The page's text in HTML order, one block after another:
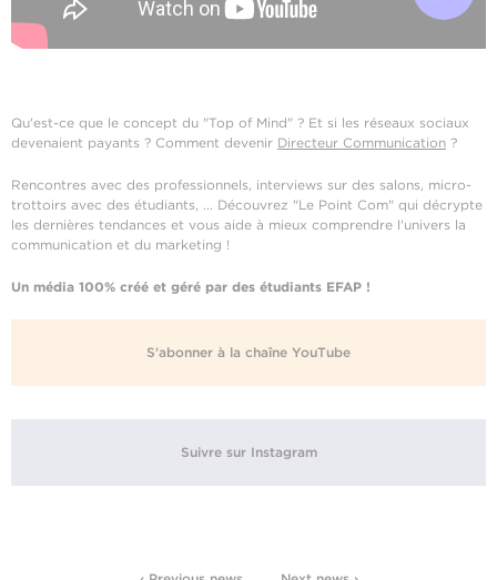
Qu'est-ce que le concept du "Top of Mind" ? Et si les réseaux sociaux
devenaient payants ? Comment devenir Directeur Communication ?
Rencontres avec des professionnels, interviews sur des salons, micro-
trottoirs avec des étudiants, ... Découvrez "Le Point Com" qui décrypte
les dernières tendances et vous aide à mieux comprendre l'univers la
communication et du marketing !
Un média 100% créé et géré par des étudiants EFAP !
S'abonner à la chaîne YouTube
Suivre sur Instagram